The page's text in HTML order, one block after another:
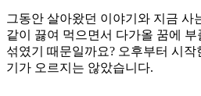
그동안 살아왔던 이야기와 지금 사
같이 끓여 먹으면서 다가올 꿈에 부
섞였기 때문일까요? 오후부터 시작
기가 오르지는 않았습니다.